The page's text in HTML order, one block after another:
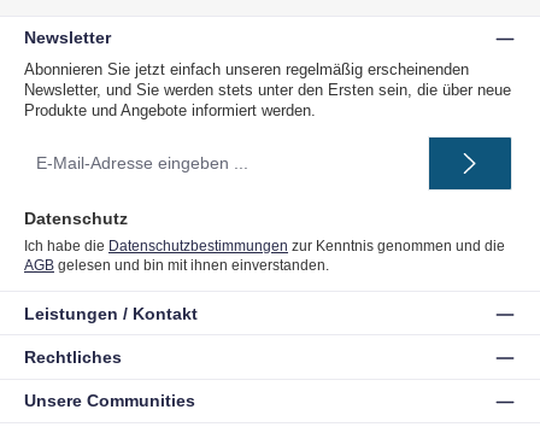
Newsletter
Abonnieren Sie jetzt einfach unseren regelmäßig erscheinenden
Newsletter, und Sie werden stets unter den Ersten sein, die über neue
Produkte und Angebote informiert werden.
Mail-
Datenschutz
Ich habe die Datenschutzbestimmungen zur Kenntnis genommen und die
AGB gelesen und bin mit ihnen einverstanden.
Unsere Communities
Leistungen / Kontakt
Rechtliches